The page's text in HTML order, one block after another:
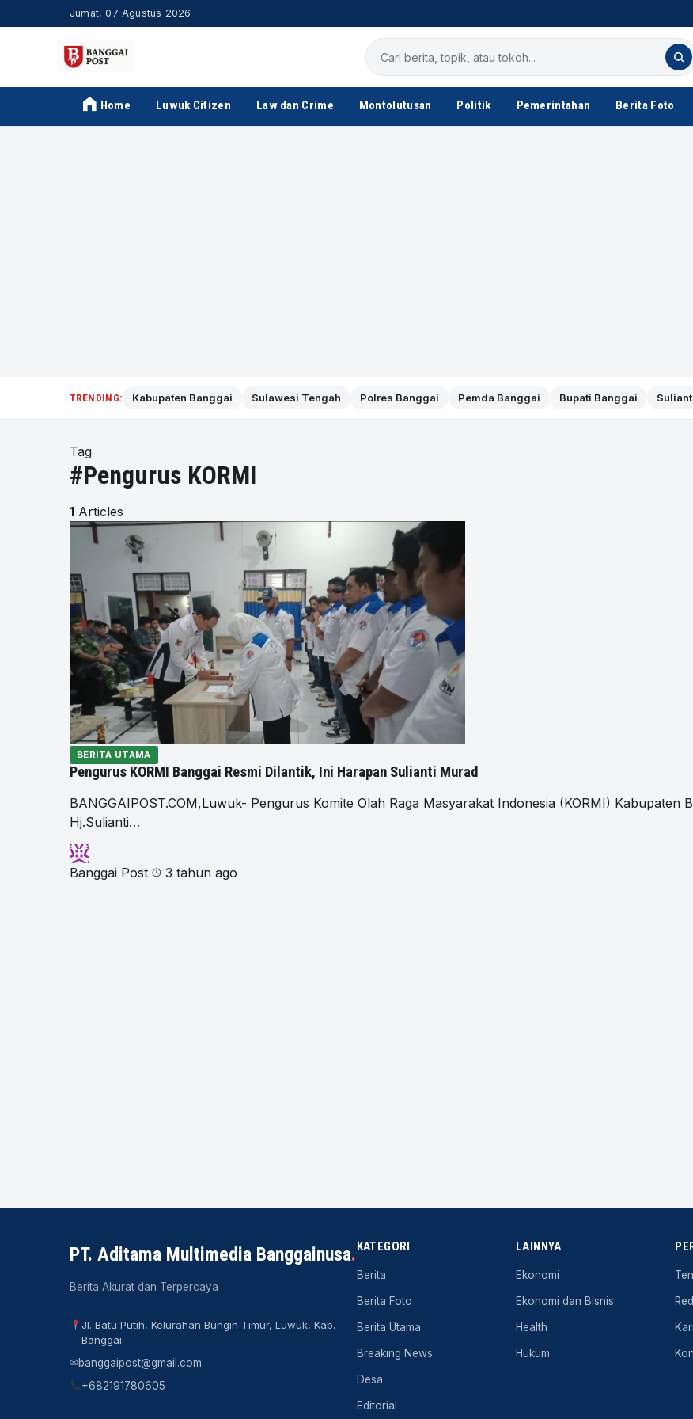
Jumat, 07 Agustus 2026
Cari
berita
Home Luwuk Citizen Law dan Crime Montolutusan Politik Pemerintahan Berita Foto
TRENDING: Kabupaten Banggai Sulawesi Tengah Polres Banggai Pemda Banggai Bupati Banggai
Tag
#Pengurus KORMI
1 Articles
BERITA UTAMA
Pengurus KORMI Banggai Resmi Dilantik, Ini Harapan Sulianti Murad
BANGGAIPOST.COM,Luwuk- Pengurus Komite Olah Raga Masyarakat Indonesia (KORMI) Kabupaten
Hj.Sulianti…
Banggai Post 3 tahun ago
PT. Aditama Multimedia Banggainusa.
Berita Akurat dan Terpercaya
Jl. Batu Putih, Kelurahan Bungin Timur, Luwuk, Kab.
Banggai
✉banggaipost@gmail.com
+682191780605
KATEGORI
Berita
Berita Foto
Berita Utama
Breaking News
Desa
Editorial
LAINNYA
Ekonomi
Ekonomi dan Bisnis
Health
Hukum